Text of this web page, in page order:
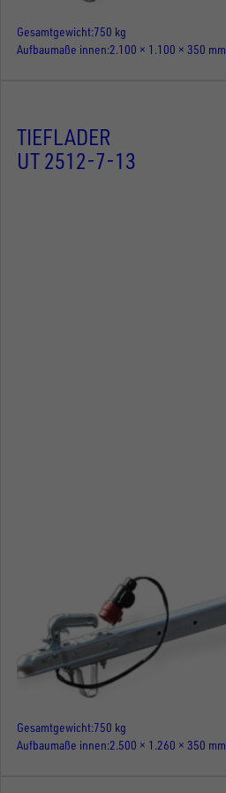
Gesamtgewicht 750 kg
Aufbaumaße innen 2.100 × 1.100 × 350 mm
TIEFLADER
UT 2512-7-13
Gesamtgewicht 750 kg
Aufbaumaße innen 2.500 × 1.260 × 350 mm